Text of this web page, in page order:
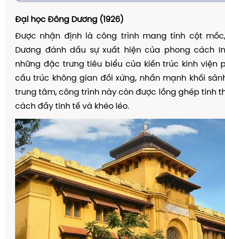
Đại học Đông Dương (1926)
Được nhận định là công trình mang tính cột mố
Dương đánh dấu sựxuất hiện của phong cách
những đặc trưng tiêu biểu của kiến trúc kinh viện
cấu trúc không gian đối xứng, nhấn mạnh khối sả
trung tâm, công trình này cònđược l ồng ghép tinh
cách đầy tinh tế và khéo l éo.